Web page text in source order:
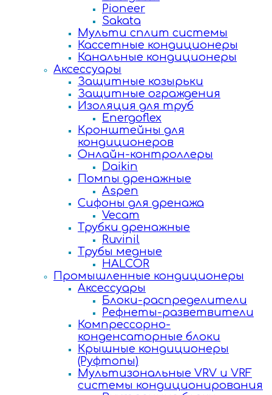
Pioneer
Sakata
Мульти сплит системы
Кассетные кондиционеры
Канальные кондиционеры
Аксессуары
Защитные козырьки
Защитные ограждения
Изоляция для труб
Energoflex
Кронштейны для
кондиционеров
Онлайн-контроллеры
Daikin
Помпы дренажные
Aspen
Сифоны для дренажа
Vecam
Трубки дренажные
Ruvinil
Трубы медные
HALCOR
Промышленные кондиционеры
Аксессуары
Блоки-распределители
Рефнеты-разветвители
Компрессорно-
конденсаторные блоки
Крышные кондиционеры
(Руфтопы)
Мультизональные VRV и VRF
системы кондиционирования